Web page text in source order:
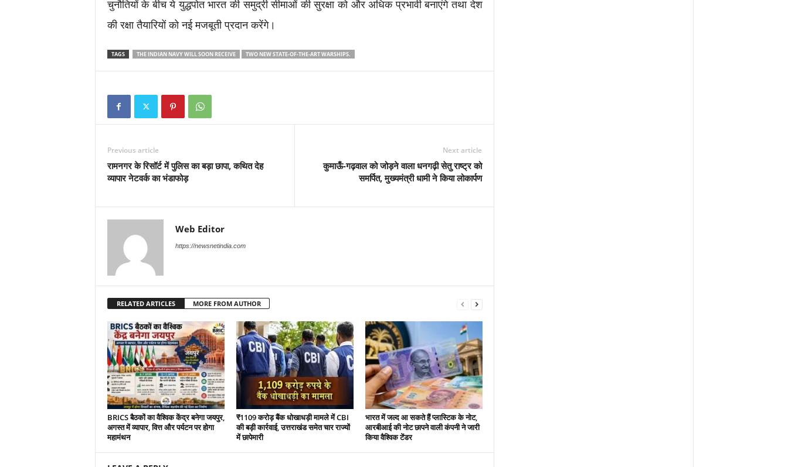
चुनौतियों के बीच ये युद्धपोत भारत की समुद्री सीमाओं की सुरक्षा को और अधिक प्रभावी बनाएंगे तथा देश
की रक्षा तैयारियों को नई मजबूती प्रदान करेंगे।
TAGS THE INDIAN NAVY WILL SOON RECEIVE TWO NEW STATE-OF-THE-ART WARSHIPS.
Previous article
रामनगर के रिसॉर्ट में पुलिस का बड़ा छापा, कथित देह
व्यापार नेटवर्क का भंडाफोड़
Next article
कुमाऊँ-गढ़वाल को जोड़ने वाला धनगढ़ी सेतु राष्ट्र को
समर्पित, मुख्यमंत्री धामी ने किया लोकार्पण
Web Editor
https://newsnetindia.com
RELATED ARTICLES MORE FROM AUTHOR
BRICS बैठकों का वैश्विक केंद्र बनेगा जयपुर,
अगस्त में व्यापार, वित्त और पर्यटन पर होगा
महामंथन
₹1109 करोड़ बैंक धोखाधड़ी मामले में CBI
की बड़ी कार्रवाई, उत्तराखंड समेत चार राज्यों
में छापेमारी
भारत में जल्द आ सकते हैं प्लास्टिक के नोट,
आरबीआई की नोट छापने वाली कंपनी ने जारी
किया वैश्विक टेंडर